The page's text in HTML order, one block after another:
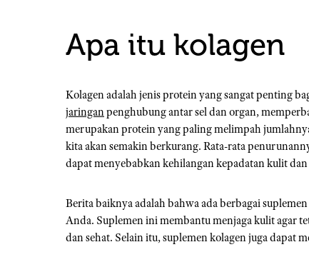
Apa itu kolagen
Kolagen adalah jenis protein yang sangat penting
jaringanpenghubung antar sel dan organ,
merupakan protein yang paling melimpah
kita akan semakin berkurang. Rata-rata
dapat menyebabkan kehilangan kepadatan kulit
Berita baiknya adalah bahwa ada berbagai
Anda. Suplemen ini membantu menjaga kulit agar
dan sehat. Selain itu, suplemen kolagen juga dapat